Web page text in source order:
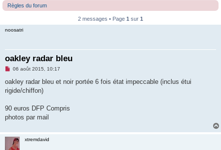
Règles du forum
2 messages • Page 1 sur 1
noosatri
oakley radar bleu
M
s
a
n
o
u
06 août 2015, 10:17
oakley radar bleu et noir portée 6 fois état impeccable (inclus étui
rigide/chiffon)
90 euros DFP Compris
photos par mail
xtremdavid